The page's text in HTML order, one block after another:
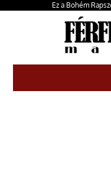
Ez a Bohém